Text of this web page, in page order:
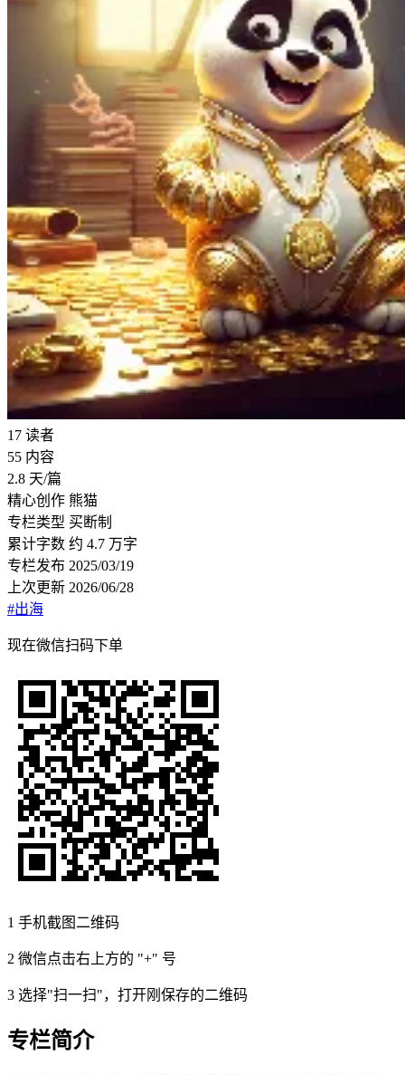
17 读者
55 内容
2.8 天/篇
精心创作 熊猫
专栏类型 买断制
累计字数 约 4.7 万字
专栏发布 2025/03/19
上次更新 2026/06/28
#出海
现在微信扫码下单
1 手机截图二维码
2 微信点击右上方的 "+" 号
3 选择"扫一扫"，打开刚保存的二维码
专栏简介